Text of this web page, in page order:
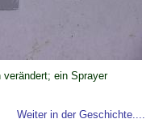
ein Sprayer
Weiter in der Geschichte....